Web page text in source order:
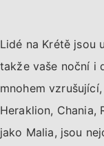
Lidé na Krétě jsou
takže vaše noční i
mnohem
Heraklion, Chania,
jako Malia, jsou